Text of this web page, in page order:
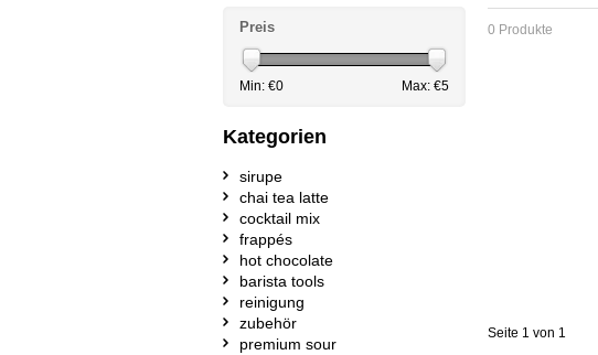
0 Produkte
Seite 1 von 1
Preis
Min: €0 Max: €5
Kategorien
sirupe
chai tea latte
cocktail mix
frappés
hot chocolate
barista tools
reinigung
zubehör
premium sour